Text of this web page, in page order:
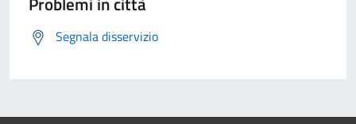
Segnala disservizio